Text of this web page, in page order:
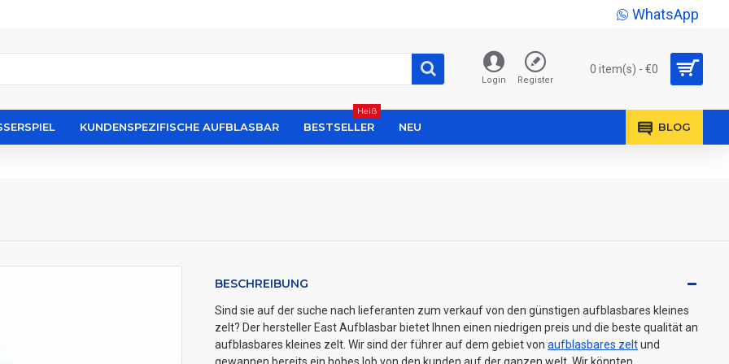
WhatsApp
Login Register
0 item(s) - €0
KUNDENSPEZIFISCHE AUFBLASBAR BESTSELLER
Heiß
NEU BLOG
BESCHREIBUNG
Sind sie auf der suche nach lieferanten zum verkauf von den günstigen aufblasbares kleines
zelt? Der hersteller East Aufblasbar bietet Ihnen einen niedrigen preis und die beste qualität an
aufblasbares kleines zelt. Wir sind der führer auf dem gebiet von aufblasbares zeltund